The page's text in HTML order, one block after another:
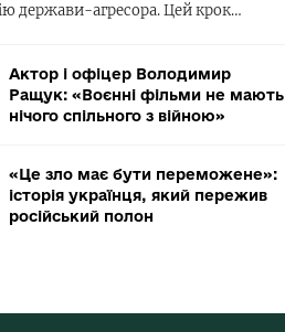
держави-агресора. Цей крок…
Актор і офіцер Володимир
Ращук: «Воєнні фільми не мають
нічого спільного з війною»
«Це зло має бути переможене»:
історія українця, який пережив
російський полон